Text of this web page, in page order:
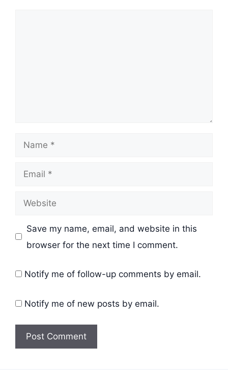
Name
Email
Website
Save my name, email, and website in this
browser for the next time I comment.
Notify me of follow-up comments by email.
Notify me of new posts by email.